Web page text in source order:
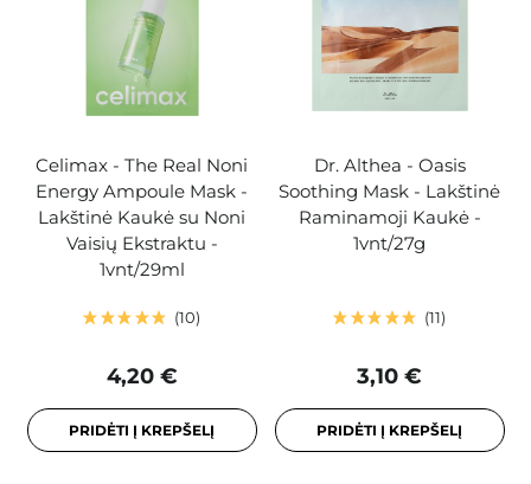
Celimax - The Real Noni
Energy Ampoule Mask -
Lakštinė Kaukė su Noni
Vaisių Ekstraktu -
1vnt/29ml
10
4,20 €
PRIDĖTI Į KREPŠELĮ
Dr. Althea - Oasis
Soothing Mask - Lakštinė
Raminamoji Kaukė -
1vnt/27g
11
3,10 €
PRIDĖTI Į KREPŠELĮ